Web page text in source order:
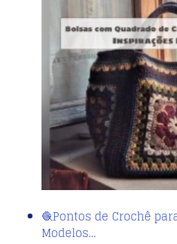
🧶Pontos de Crochê
Modelos…